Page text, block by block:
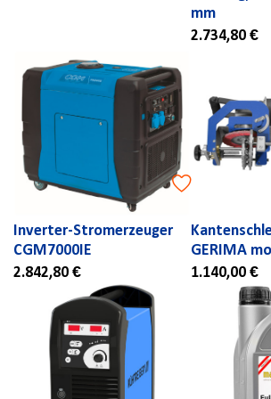
mm
2.734,80 €
Inverter-Stromerzeuger
CGM7000IE
2.842,80 €
GERIMA
1.140,00 €